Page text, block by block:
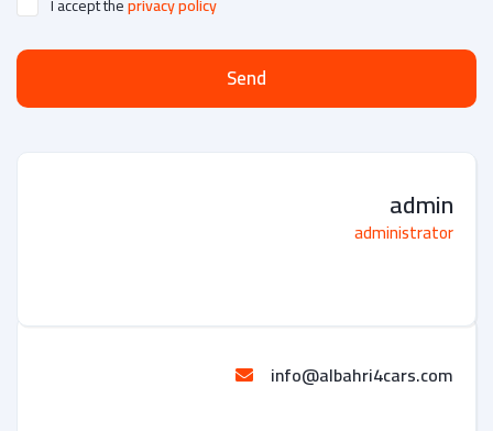
Send
admin
administrator
info@albahri4cars.com